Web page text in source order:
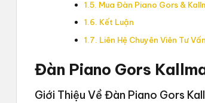
Mua Đàn Piano Gors &
Kết Luận
Liên Hệ Chuyên Viên Tư
Đàn Piano Gors
Giới Thiệu Về Đàn Piano Gors